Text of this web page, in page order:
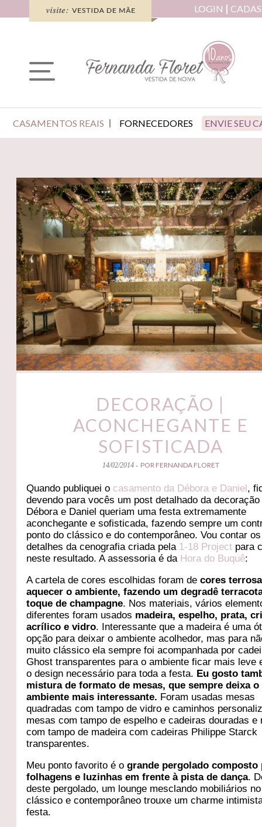
LOGIN
CASAMENTOS REAIS FORNECEDORES ENVIE SEU
DECORAÇÃO |
ACONCHEGANTE E
SOFISTICADA
14/02/2014 - POR FERNANDA FLORET
Quando publiquei o casamento da Débora e Daniel,
devendo para vocês um post detalhado da decoração
Débora e Daniel queriam uma festa extremamente
aconchegante e sofisticada, fazendo sempre um
ponto do clássico e do contemporâneo. Vou contar os
detalhes da cenografia criada pela 1-18 Project para
neste resultado. A assessoria é da Hora do Buquê:
A cartela de cores escolhidas foram decores
aquecer o ambiente, fazendo um degradê
toque de champagne. Nos materiais, vários
diferentes foram usados madeira, espelho, prata,
acrílico e vidro. Interessante que a madeira é uma
opção para deixar o ambiente acolhedor, mas para
muito clássico ela sempre foi acompanhada por
Ghost transparentes para o ambiente ficar mais leve
o design necessário para toda a festa. Eu gosto
mistura de formato de mesas, que sempre deixa o
ambiente mais interessante. Foram usadas mesas
quadradas com tampo de vidro e caminhos
mesas com tampo de espelho e cadeiras douradas e
com tampo de madeira com cadeiras Philippe Starck
transparentes.
Meu ponto favorito é ogrande pergolado composto
folhagens e luzinhas em frente à pista de dança.
deste pergolado, um lounge mesclando mobiliários
clássico e contemporâneo trouxe um charme
festa.